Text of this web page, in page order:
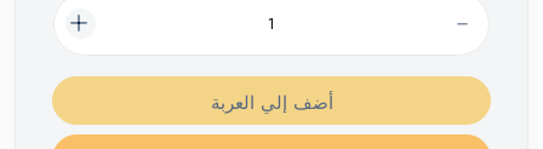
أضف إلي العربة